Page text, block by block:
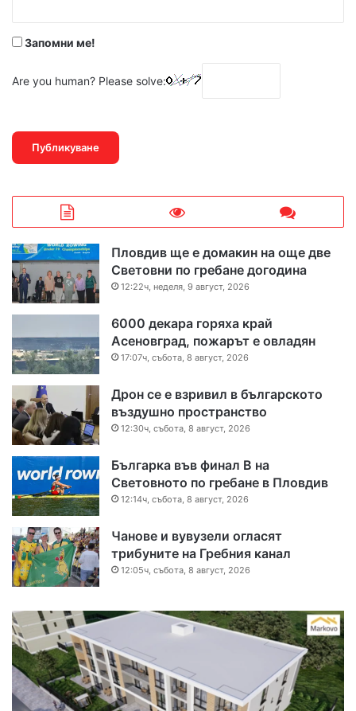
Запомни ме!
Are you human? Please solve:
Пловдив ще е домакин на още две
Световни по гребане догодина
12:22ч, неделя, 9 август, 2026
6000 декара горяха край
Асеновград, пожарът е овладян
17:07ч, събота, 8 август, 2026
Дрон се е взривил в българското
въздушно пространство
12:30ч, събота, 8 август, 2026
Българка във финал B на
Световното по гребане в Пловдив
12:14ч, събота, 8 август, 2026
Чанове и вувузели огласят
трибуните на Гребния канал
12:05ч, събота, 8 август, 2026